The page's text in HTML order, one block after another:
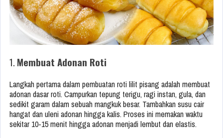
1. Membuat Adonan Roti
Langkah pertama dalam pembuatan roti lilit pisang adalah membuat
adonan dasar roti. Campurkan tepung terigu, ragi instan, gula, dan
sedikit garam dalam sebuah mangkuk besar. Tambahkan susu cair
hangat dan uleni adonan hingga kalis. Proses ini memakan waktu
sekitar 10-15 menit hingga adonan menjadi lembut dan elastis.